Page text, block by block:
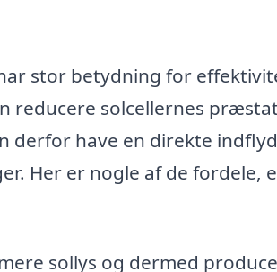
stor betydning for
reducere solcellernes
derfor have en direkte
Her er nogle af de fordele,
sollys og dermed